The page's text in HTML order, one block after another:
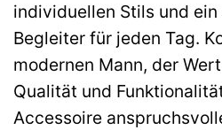
individuellen Stils und
Begleiter für jeden Tag.
modernen Mann, der
Qualität und
Accessoire